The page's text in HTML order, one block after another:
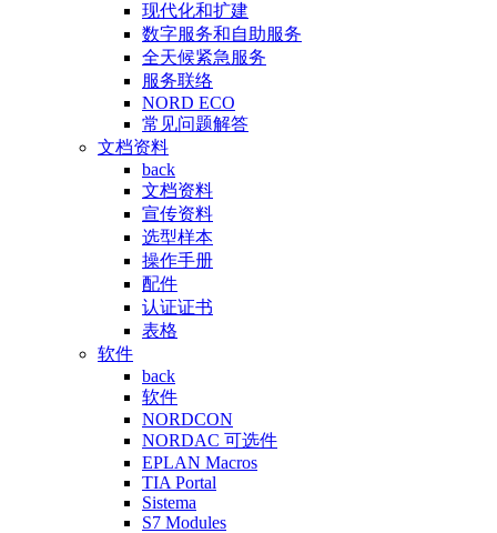
现代化和扩建
数字服务和自助服务
全天候紧急服务
服务联络
NORD ECO
常见问题解答
文档资料
back
文档资料
宣传资料
选型样本
操作手册
配件
认证证书
表格
软件
back
软件
NORDCON
NORDAC 可选件
EPLAN Macros
TIA Portal
Sistema
S7 Modules